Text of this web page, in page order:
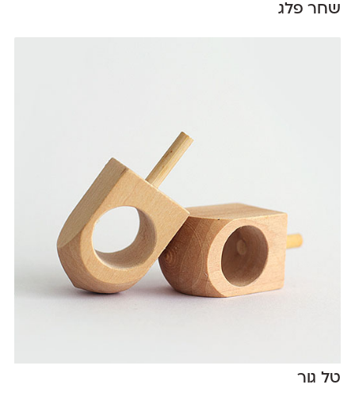
שחר פלג
טל גור